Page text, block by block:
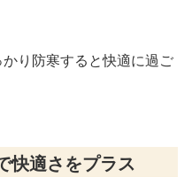
り防寒すると快適に過ご
快適さをプラス